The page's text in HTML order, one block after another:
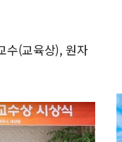
수(교육상), 원자